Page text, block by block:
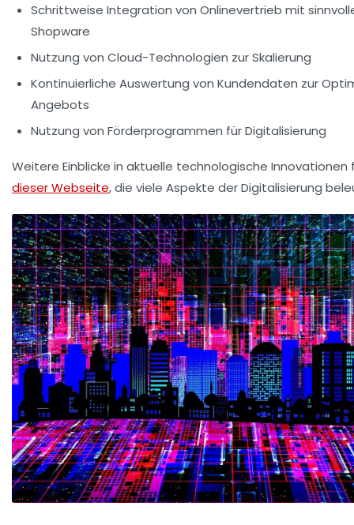
Schrittweise Integration von Onlinevertrieb mit
Shopware
Nutzung von Cloud-Technologien zur Skalierung
Kontinuierliche Auswertung von Kundendaten zur
Angebots
Nutzung von Förderprogrammen für Digitalisierung
Weitere Einblicke in aktuelle technologische Innovationen
dieser Webseite, die viele Aspekte der Digitalisierung